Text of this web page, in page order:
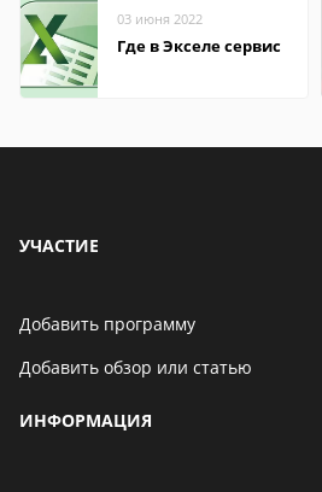
03 июня 2022
Где в Экселе сервис
УЧАСТИЕ
Добавить программу
Добавить обзор или статью
ИНФОРМАЦИЯ